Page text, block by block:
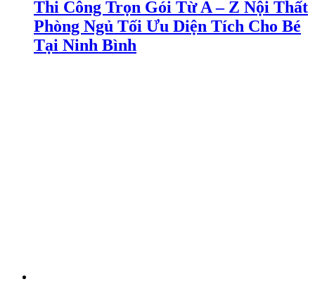
Thi Công Trọn Gói Từ A – Z Nội Thất
Phòng Ngủ Tối Ưu Diện Tích Cho Bé
Tại Ninh Bình